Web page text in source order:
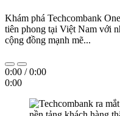
Khám phá Techcombank
tiên phong tại Việt Nam với
cộng đồng mạnh mẽ...
0:00 /0:00
0:00